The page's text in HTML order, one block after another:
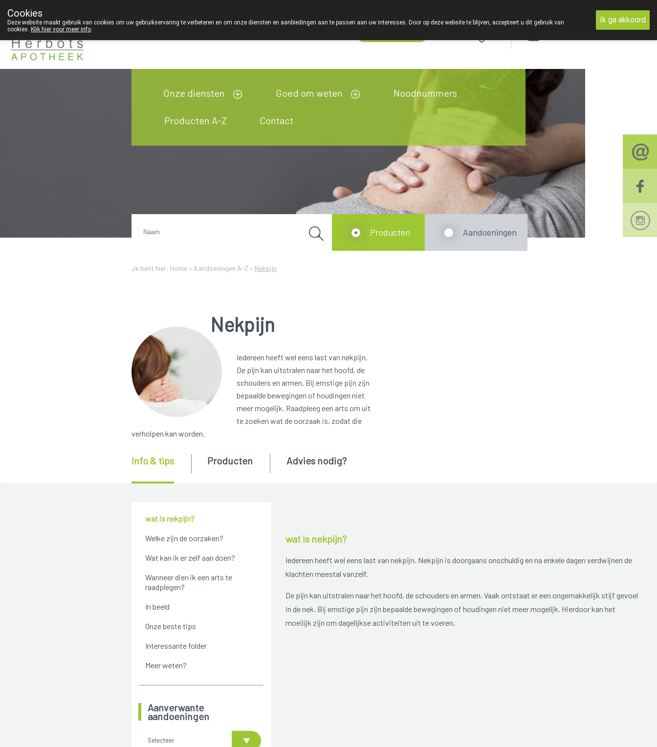
089 41 20 09
Onze diensten Goed om weten Noodnummers
Producten A-Z Contact
Je bent hier: Home > Aandoeningen A-Z > Nekpijn
Producten Aandoeningen
Nekpijn
Iedereen heeft wel eens last van nekpijn.
De pijn kan uitstralen naar het hoofd, de
schouders en armen. Bij ernstige pijn zijn
bepaalde bewegingen of houdingen niet
meer mogelijk. Raadpleeg een arts om uit
te zoeken wat de oorzaak is, zodat die
verholpen kan worden.
wat is nekpijn?
Welke zijn de oorzaken?
Wat kan ik er zelf aan doen?
Wanneer dien ik een arts te
raadplegen?
In beeld
Onze beste tips
Interessante folder
Meer weten?
Aanverwante
aandoeningen
Selecteer
Info & tips Producten Advies nodig?
wat is nekpijn?
Iedereen heeft wel eens last van nekpijn. Nekpijn is doorgaans onschuldig en na enkele dagen verdwijnen de
klachten meestal vanzelf.
De pijn kan uitstralen naar het hoofd, de schouders en armen. Vaak ontstaat er een ongemakkelijk stijf gevoel
in de nek. Bij ernstige pijn zijn bepaalde bewegingen of houdingen niet meer mogelijk. Hierdoor kan het
moeilijk zijn om dagelijkse activiteiten uit te voeren.
Cookies
Deze website maakt gebruik van cookies om uw gebruikservaring te verbeteren en om onze diensten en aanbiedingen aan te passen aan uw interesses. Door op deze website te blijven, accepteert u dit gebruik van
cookies. Klik hier voor meer info.
Ik ga akkoord